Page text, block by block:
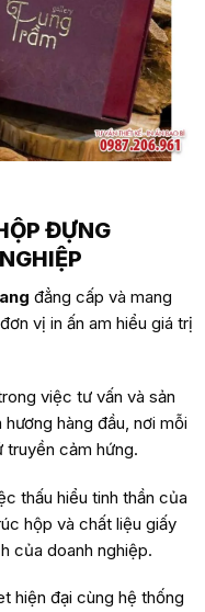
ĐỰNG
đẳng cấp và mang
vị in ấn am hiểu giá trị
việc tư vấn và sản
hàng đầu, nơi mỗi
cảm hứng.
thấu hiểu tinh thần của
hộp và chất liệu giấy
của doanh nghiệp.
hiện đại cùng hệ thống